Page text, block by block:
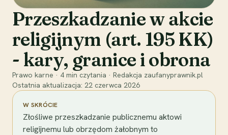
Przeszkadzanie w akcie
religijnym (art. 195 KK)
- kary, granice i obrona
Prawo karne · 4 min czytania · Redakcja zaufanyprawnik.pl
Ostatnia aktualizacja: 22 czerwca 2026
W SKRÓCIE
Złośliwe przeszkadzanie publicznemu aktowi
religijnemu lub obrzędom żałobnym to